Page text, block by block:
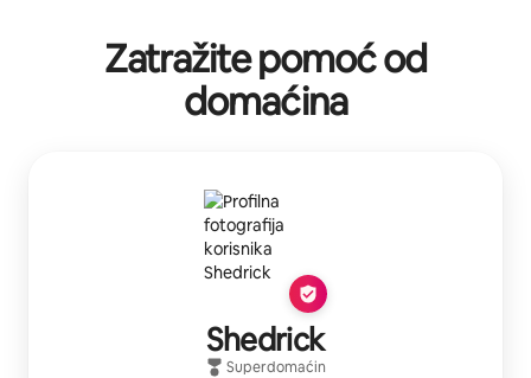
Zatražite pomoć od
domaćina
Shedrick
Superdomaćin